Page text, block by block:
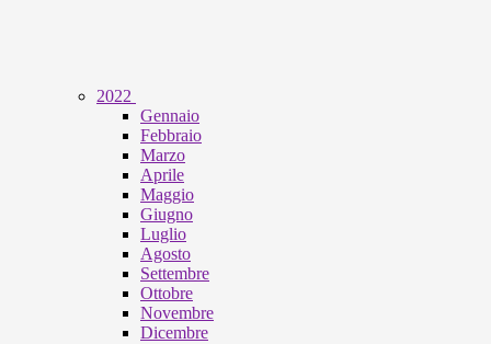
2022
Gennaio
Febbraio
Marzo
Aprile
Maggio
Giugno
Luglio
Agosto
Settembre
Ottobre
Novembre
Dicembre